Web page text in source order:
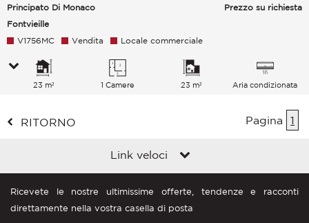
Principato Di Monaco
Fontvieille
Prezzo su richiesta
V1756MC Vendita Locale commerciale
23 m² 1 Camere 23 m² Aria condizionata
RITORNO Pagina 1
Link veloci
Ricevete le nostre ultimissime offerte, tendenze e racconti
direttamente nella vostra casella di posta